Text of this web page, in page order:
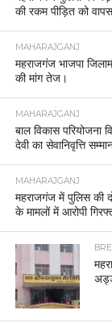
की रकम पीड़ित को
MAHARAJGANJ
महराजगंज भाजपा
की मांग तेज।
MAHARAJGANJ
बाल विकास परियोजना
देवी का सेवानिवृत्ति
MAHARAJGANJ
महराजगंज में पुलिस की
के मामलों में आरोपी